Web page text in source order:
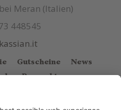
Meran (Italien)
448545
Gutscheine
News
Prospekte